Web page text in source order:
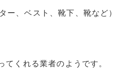
、ベスト、靴下、靴など）
くれる業者のようです。